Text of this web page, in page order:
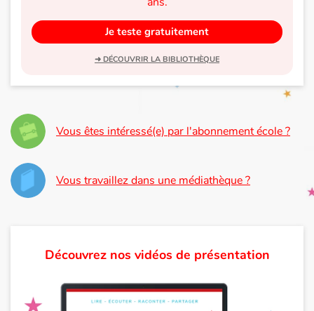
Je teste gratuitement
➜ DÉCOUVRIR LA BIBLIOTHÈQUE
Vous êtes intéressé(e) par l'abonnement école ?
Vous travaillez dans une médiathèque ?
Découvrez nos vidéos de présentation